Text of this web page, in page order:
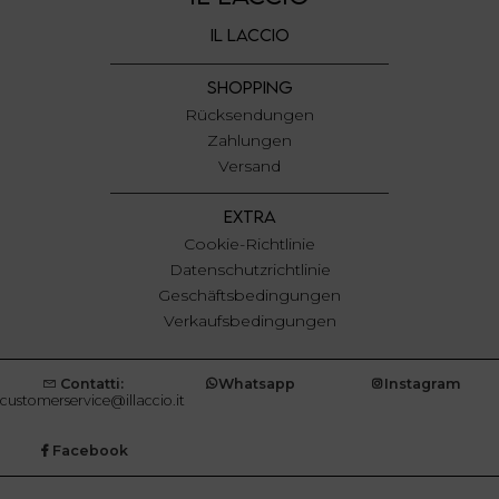
IL LACCIO
SHOPPING
Rücksendungen
Zahlungen
Versand
EXTRA
Cookie-Richtlinie
Datenschutzrichtlinie
Geschäftsbedingungen
Verkaufsbedingungen
Contatti:
customerservice@illaccio.it
Whatsapp Instagram
Facebook